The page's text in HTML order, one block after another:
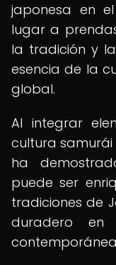
japonesa en
lugar a
la tradición y
esencia de la
global.
Al integrar
cultura samurái
ha
puede ser
tradiciones de
duradero